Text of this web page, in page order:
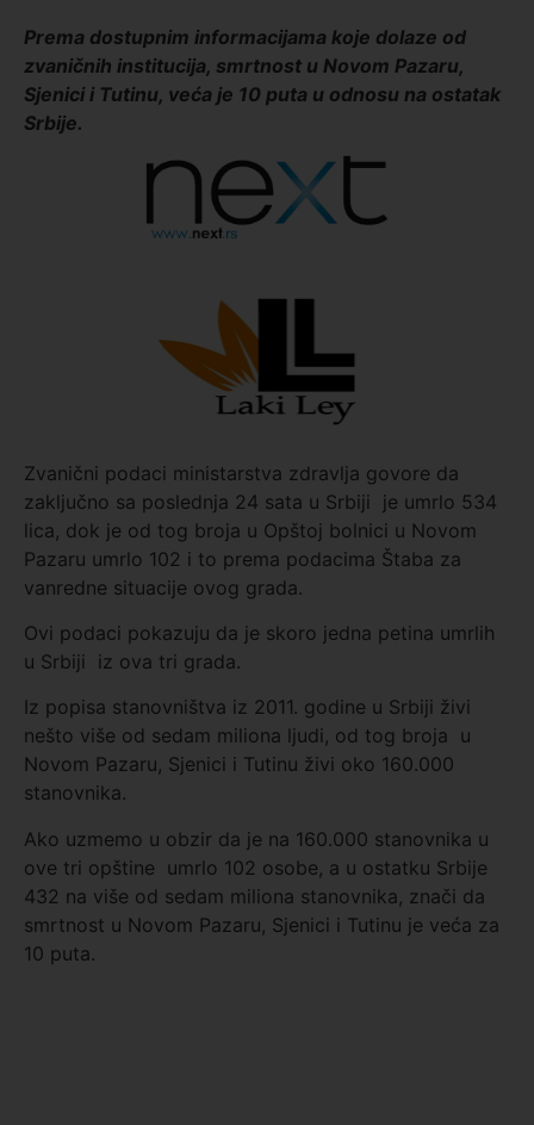
Prema dostupnim informacijama koje dolaze od
zvaničnih institucija, smrtnost u Novom Pazaru,
Sjenici i Tutinu, veća je 10 puta u odnosu na ostatak
Srbije.
Zvanični podaci ministarstva zdravlja govore da
zaključno sa poslednja 24 sata u Srbiji je umrlo 534
lica, dok je od tog broja u Opštoj bolnici u Novom
Pazaru umrlo 102 i to prema podacima Štaba za
vanredne situacije ovog grada.
Ovi podaci pokazuju da je skoro jedna petina umrlih
u Srbiji iz ova tri grada.
Iz popisa stanovništva iz 2011. godine u Srbiji živi
nešto više od sedam miliona ljudi, od tog broja u
Novom Pazaru, Sjenici i Tutinu živi oko 160.000
stanovnika.
Ako uzmemo u obzir da je na 160.000 stanovnika u
ove tri opštine umrlo 102 osobe, a u ostatku Srbije
432 na više od sedam miliona stanovnika, znači da
smrtnost u Novom Pazaru, Sjenici i Tutinu je veća za
10 puta.